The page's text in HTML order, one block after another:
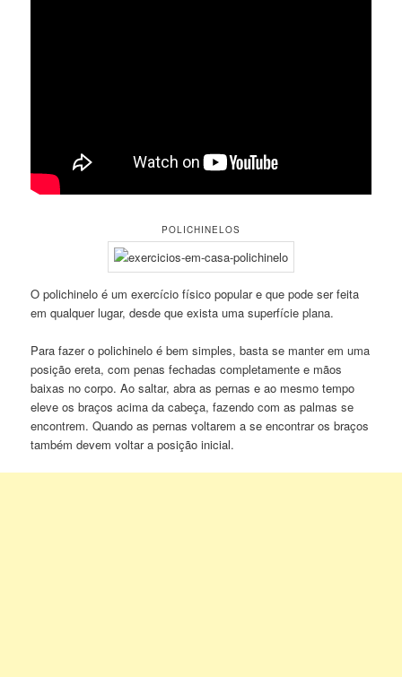
POLICHINELOS
O polichinelo é um exercício físico popular e que pode ser feita
em qualquer lugar, desde que exista uma superfície plana.
Para fazer o polichinelo é bem simples, basta se manter em uma
posição ereta, com penas fechadas completamente e mãos
baixas no corpo. Ao saltar, abra as pernas e ao mesmo tempo
eleve os braços acima da cabeça, fazendo com as palmas se
encontrem. Quando as pernas voltarem a se encontrar os braços
também devem voltar a posição inicial.